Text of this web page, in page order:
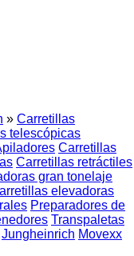
» Carretillas
telescópicas
Carretillas
Carretillas retráctiles
gran tonelaje
elevadoras
Preparadores de
Transpaletas
Jungheinrich Movexx